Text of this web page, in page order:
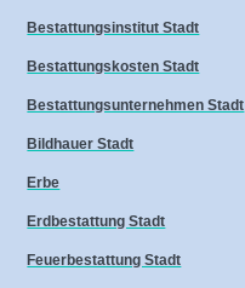
Bestattungsinstitut Stadt
Bestattungskosten Stadt
Bestattungsunternehmen Stadt
Bildhauer Stadt
Erbe
Erdbestattung Stadt
Feuerbestattung Stadt